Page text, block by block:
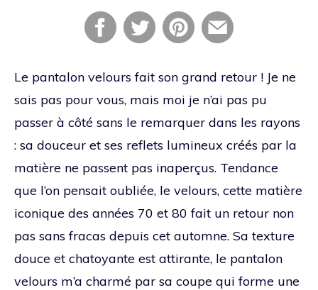
Le pantalon velours fait son grand retour ! Je ne
sais pas pour vous, mais moi je n’ai pas pu
passer à côté sans le remarquer dans les rayons
: sa douceur et ses reflets lumineux créés par la
matière ne passent pas inaperçus. Tendance
que l’on pensait oubliée, le velours, cette matière
iconique des années 70 et 80 fait un retour non
pas sans fracas depuis cet automne. Sa texture
douce et chatoyante est attirante, le pantalon
velours m’a charmé par sa coupe qui forme une